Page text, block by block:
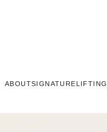
ABOUTSIGNATURELIFTING